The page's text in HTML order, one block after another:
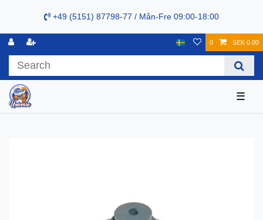
+49 (5151) 87798-77 / Mån-Fre 09:00-18:00
0 SEK 0.00
☰